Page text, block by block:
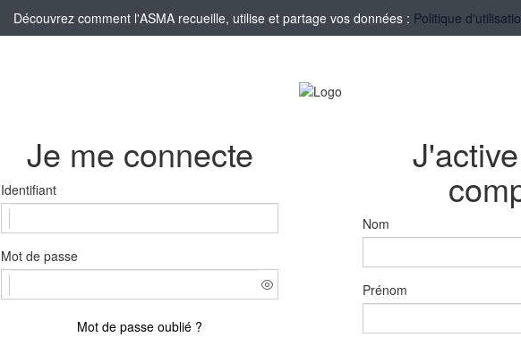
Découvrez comment l'ASMA recueille, utilise et partage vos données : Politique
Je me connecte
Identifiant
Mot de passe
Mot de passe oublié ?
Nom
Prénom